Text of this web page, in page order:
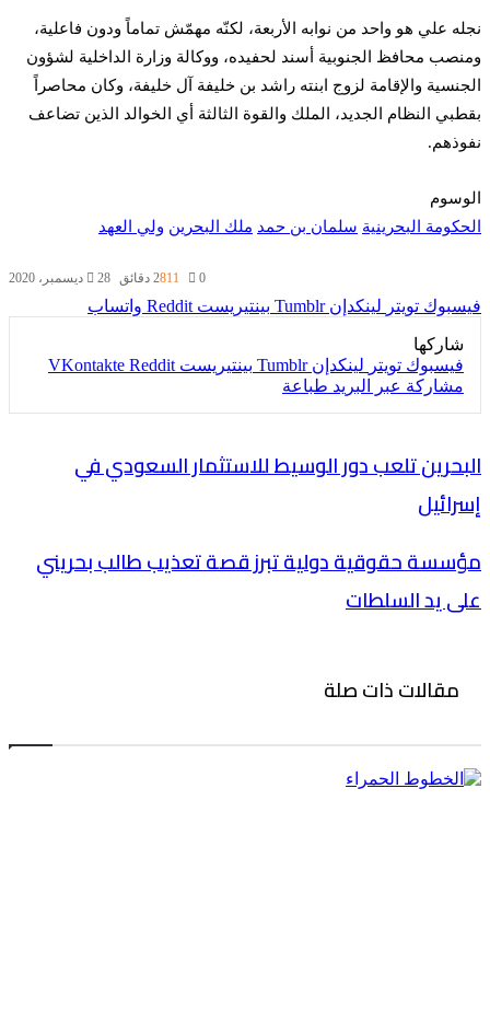
نجله علي هو واحد من نوابه الأربعة، لكنّه مهمّش تماماً ودون فاعلية،
ومنصب محافظ الجنوبية أسند لحفيده، ووكالة وزارة الداخلية لشؤون
الجنسية والإقامة لزوج ابنته راشد بن خليفة آل خليفة، وكان محاصراً
بقطبي النظام الجديد، الملك والقوة الثالثة أي الخوالد الذين تضاعف
نفوذهم.
الوسوم
الحكومة البحرينية سلمان بن حمد ملك البحرين ولي العهد
28 ديسمبر، 2020 0
8112 دقائق
فيسبوك تويتر لينكدإن بينتيريست واتساب
شاركها
فيسبوك تويتر لينكدإن بينتيريست
مشاركة عبر البريد طباعة
البحرين تلعب دور الوسيط للاستثمار السعودي في
إسرائيل
مؤسسة حقوقية دولية تبرز قصة تعذيب طالب بحريني
على يد السلطات
مقالات ذات صلة